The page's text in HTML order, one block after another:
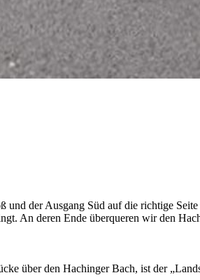
und der Ausgang Süd auf die richtige
An deren Ende überqueren wir den
über den Hachinger Bach, ist der